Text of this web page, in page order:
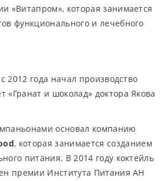
«Витапром», которая занимается
функционального и лечебного
2012 года начал производство
«Гранат и шоколад» доктора Якова
основал компанию
, которая занимается созданием
питания. В 2014 году коктейль
премии Института Питания АН